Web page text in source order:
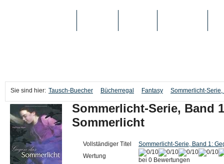
Sie sind hier: Tausch-Buecher Bücherregal Fantasy Sommerlicht-
Sommerlicht-Serie, Band
Sommerlicht
Vollständiger Titel
Sommerlicht-Serie, Band 1:
Wertung
bei 0 Bewertungen